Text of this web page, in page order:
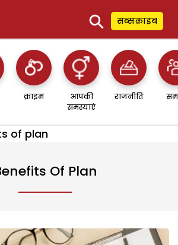
⚲ सब्सक्राइब
क्राइम
आपकी
समस्याएं
राजनीति
of plan
Of Plan